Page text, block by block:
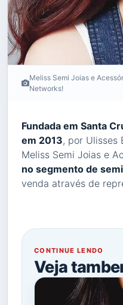
Meliss Semi Joias e
Networks!
Fundada em Santa
em 2013, por Ulisses
Meliss Semi Joias e
no segmento de
venda através de
CONTINUE LENDO
Veja